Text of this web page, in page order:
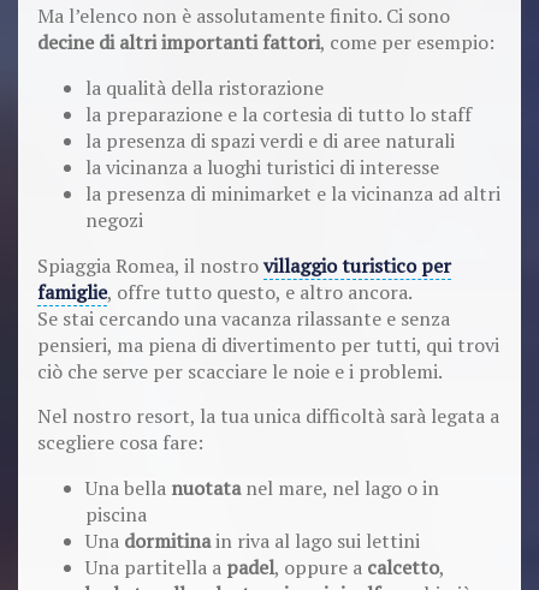
Ma l’elenco non è assolutamente finito. Ci sono
decine di altri importanti fattori, come per esempio:
la qualità della ristorazione
la preparazione e la cortesia di tutto lo staff
la presenza di spazi verdi e di aree naturali
la vicinanza a luoghi turistici di interesse
la presenza di minimarket e la vicinanza ad altri
negozi
Spiaggia Romea, il nostrovillaggio turistico per
famiglie, offre tutto questo, e altro ancora.
Se stai cercando una vacanza rilassante e senza
pensieri, ma piena di divertimento per tutti, qui trovi
ciò che serve per scacciare le noie e i problemi.
Nel nostro resort, la tua unica difficoltà sarà legata a
scegliere cosa fare:
Una bella nuotatanel mare, nel lago o in
piscina
Una dormitinain riva al lago sui lettini
Una partitella a padel, oppure a calcetto,